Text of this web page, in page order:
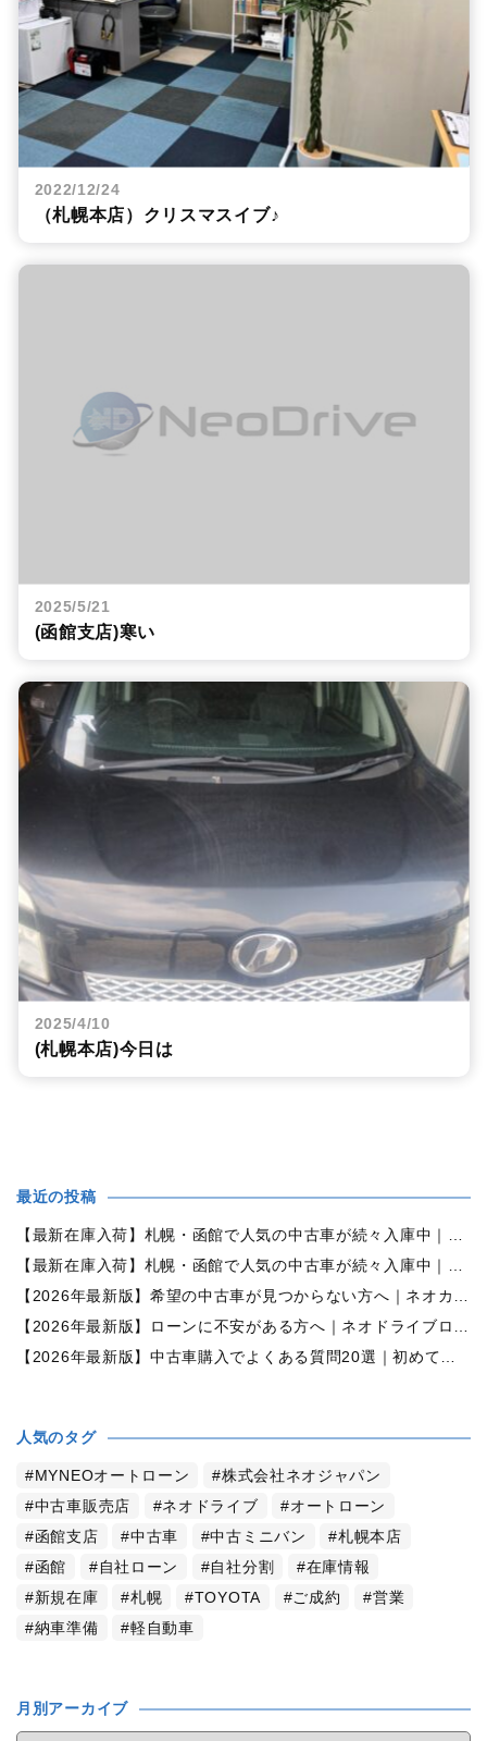
2022/12/24
（札幌本店）クリスマスイブ♪
2025/5/21
(函館支店)寒い
2025/4/10
(札幌本店)今日は
最近の投稿
【最新在庫入荷】札幌・函館で人気の中古車が続々入庫中｜早い者勝ち！【ダイハツ ミラココア660プラスX 4WD】
【最新在庫入荷】札幌・函館で人気の中古車が続々入庫中｜早い者勝ち！【ホンダ N-BOX660カスタムG Lパッケージ 4WD】
【2026年最新版】希望の中古車が見つからない方へ｜ネオカーオーダーで理想の一台を全国からお探しします
【2026年最新版】ローンに不安がある方へ｜ネオドライブローンの窓口で新しいカーライフをサポート
【2026年最新版】中古車購入でよくある質問20選｜初めての方でも失敗しない完全ガイド【札幌・北海道対応】
人気のタグ
MYNEOオートローン
株式会社ネオジャパン
中古車販売店
ネオドライブ
オートローン
函館支店
中古車 中古ミニバン
札幌本店
函館
自社ローン 自社分割
在庫情報
新規在庫
札幌 TOYOTA ご成約
営業
納車準備
軽自動車
月別アーカイブ